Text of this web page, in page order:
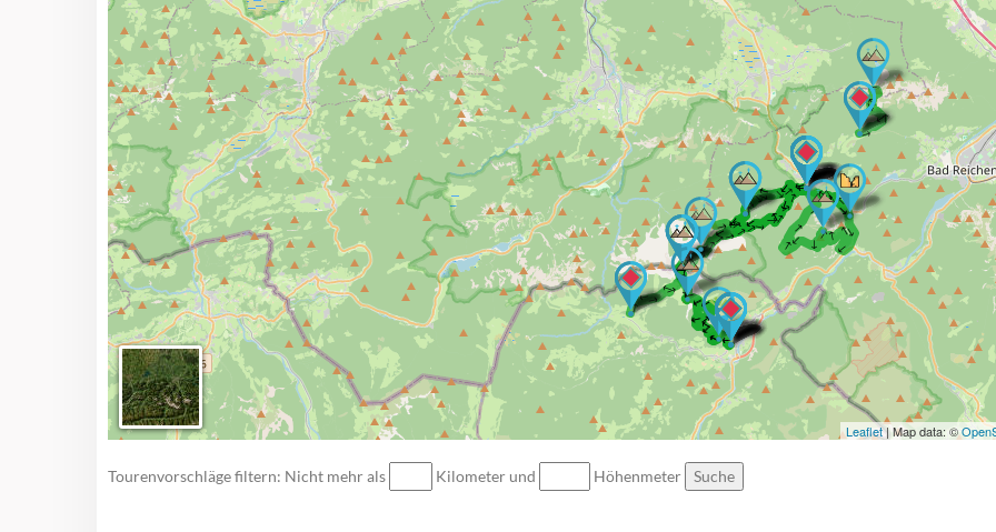
→ → → → →
→ →
→ → → → → → → →→ → → → → → → → → → → → →
→ → → → → → → → → →
→ → → → → → → → →
→ → → → → → → → → → → →
→ → → → → →
→ → → → → → → →
→ → → → → → → → → → → → → → →
→ → → → → → → → → → → → →
Leaflet| Map data: ©
Tourenvorschläge filtern: Nicht mehr als Kilometer und Höhenmeter Suche